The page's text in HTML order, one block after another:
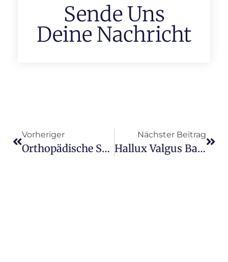
Sende Uns
Deine Nachricht
Vorheriger
Orthopädische Schuhe Weite H
Nächster Beitrag
Hallux Valgus Bandage